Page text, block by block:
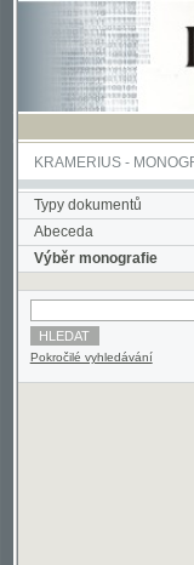
KRAMERIUS-
Typy dokumentů
Abeceda
Výběr monografie
Pokročilé vyhledávání